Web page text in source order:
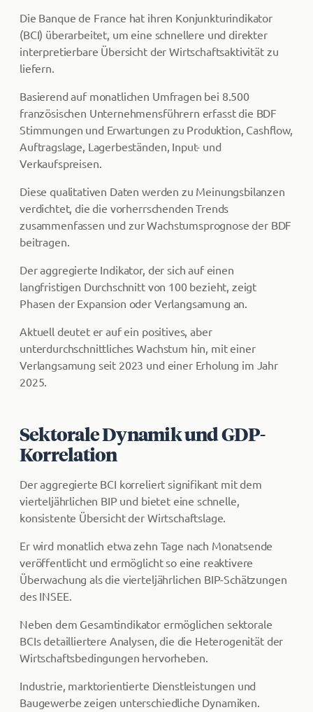
Die Banque de France hat ihren Konjunkturindikator
(BCI) überarbeitet, um eine schnellere und direkter
interpretierbare Übersicht der Wirtschaftsaktivität zu
liefern.
Basierend auf monatlichen Umfragen bei 8.500
französischen Unternehmensführern erfasst die BDF
Stimmungen und Erwartungen zu Produktion, Cashflow,
Auftragslage, Lagerbeständen, Input- und
Verkaufspreisen.
Diese qualitativen Daten werden zu Meinungsbilanzen
verdichtet, die die vorherrschenden Trends
zusammenfassen und zur Wachstumsprognose der BDF
beitragen.
Der aggregierte Indikator, der sich auf einen
langfristigen Durchschnitt von 100 bezieht, zeigt
Phasen der Expansion oder Verlangsamung an.
Aktuell deutet er auf ein positives, aber
unterdurchschnittliches Wachstum hin, mit einer
Verlangsamung seit 2023 und einer Erholung im Jahr
2025.
Sektorale Dynamik und GDP-
Korrelation
Der aggregierte BCI korreliert signifikant mit dem
vierteljährlichen BIP und bietet eine schnelle,
konsistente Übersicht der Wirtschaftslage.
Er wird monatlich etwa zehn Tage nach Monatsende
veröffentlicht und ermöglicht so eine reaktivere
Überwachung als die vierteljährlichen BIP-Schätzungen
des INSEE.
Neben dem Gesamtindikator ermöglichen sektorale
BCIs detailliertere Analysen, die die Heterogenität der
Wirtschaftsbedingungen hervorheben.
Industrie, marktorientierte Dienstleistungen und
Baugewerbe zeigen unterschiedliche Dynamiken.